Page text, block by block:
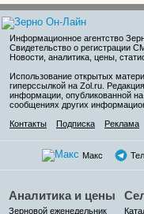
Информационное агентство
Свидетельство о регистрации
Новости, аналитика, цены,
Использование открытых
гиперссылкой на Zol.ru.
информации, опубликованной
сообщениях других
Контакты
Подписка Реклама
Макс
Аналитика и цены
Зерновой еженедельник